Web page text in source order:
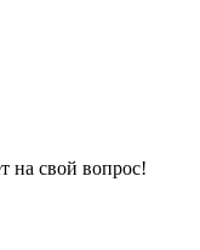
на свой вопрос!